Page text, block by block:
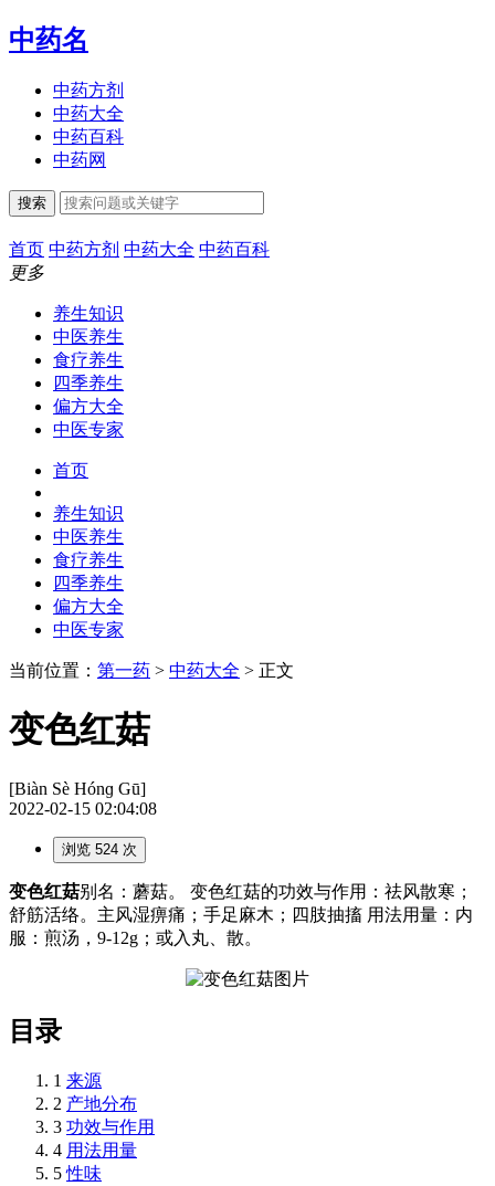
中药名
中药方剂
中药大全
中药百科
中药网
搜索
首页 中药方剂 中药大全 中药百科
更多
养生知识
中医养生
食疗养生
四季养生
偏方大全
中医专家
首页
养生知识
中医养生
食疗养生
四季养生
偏方大全
中医专家
当前位置： 第一药 > 中药大全 > 正文
变色红菇
[Biàn Sè Hónɡ Gū]
2022-02-15 02:04:08
浏览 524 次
变色红菇别名：蘑菇。 变色红菇的功效与作用：祛风散寒；
舒筋活络。主风湿痹痛；手足麻木；四肢抽搐 用法用量：内
服：煎汤，9-12g；或入丸、散。
目录
1 来源
2 产地分布
3 功效与作用
4 用法用量
5 性味